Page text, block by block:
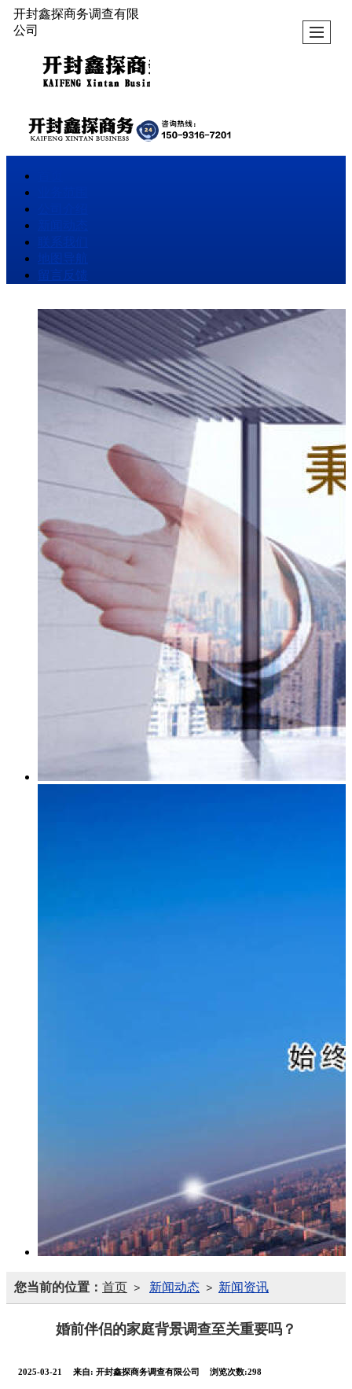
开封鑫探商务调查有限
公司
地图导航
留言反馈
您当前的位置： 首页 > 新闻动态 > 新闻资讯
婚前伴侣的家庭背景调查至关重要吗？
2025-03-21 来自: 开封鑫探商务调查有限公司 浏览次数:298